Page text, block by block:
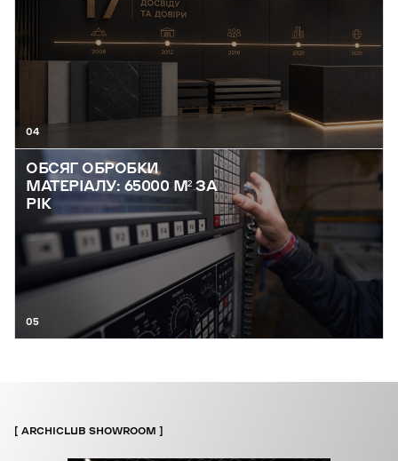
04
ОБСЯГ ОБРОБКИ
МАТЕРІАЛУ: 65000 М² ЗА
РІК
05
ARCHICLUB SHOWROOM